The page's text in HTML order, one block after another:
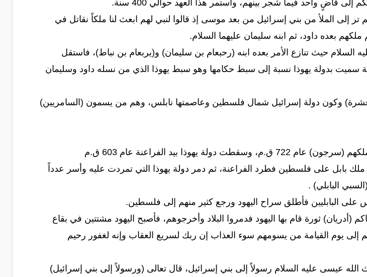
قاضٍ واحد فيما شجر بينهم، واستمر هذا العهد حوالي 400 سنة.
تر إلى الملأ من بني إسرائيل من بعد موسى إذ قالوا لنبي لهم ابعث لنا ملكاً نقاتل في
بعده داود، ثم ابنه سليمان عليهما السلام.
السلام حيث تنازع الأمر بعده ابنه (رحبعام بن سليمان) و(يربعام بن نباط)، فاستقل
سميت بدولة يهوذا نسبة إلى سبط حكامها وهو سبط يهوذا الذي من نسله داود وسليمان
عشرة) وكون دولة إسرائيل شمال فلسطين وعاصمتها نابلس، وهم من يسمون (السامريين)
يهوذا بيد الفراعنة عام 603 ق.م
أغار (بختنصر) ملك بابل على فلسطين فطرد الفراعنة، ثم دمر دولة يهوذا التي تمردت عليه وأسر عدداً
البابلي) .
الحاكم (أدريان) ثورة قام بها اليهود فدمروا البلاد وأخرجوهم، فأصبح اليهود مشتتين في بقاع
إلى يوم القيامة من يسومهم سوء العذاب إن ربك لسريع العقاب وإنه لغفور رحيم
عيسى عليه السلام رسولاً إلى بني إسرائيل، قال تعالى (ورسولاً إلى بني إسرائيل)